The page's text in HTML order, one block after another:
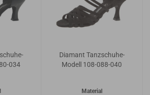
034
Diamant Tanzschuhe-
Modell 108-088-040
Material